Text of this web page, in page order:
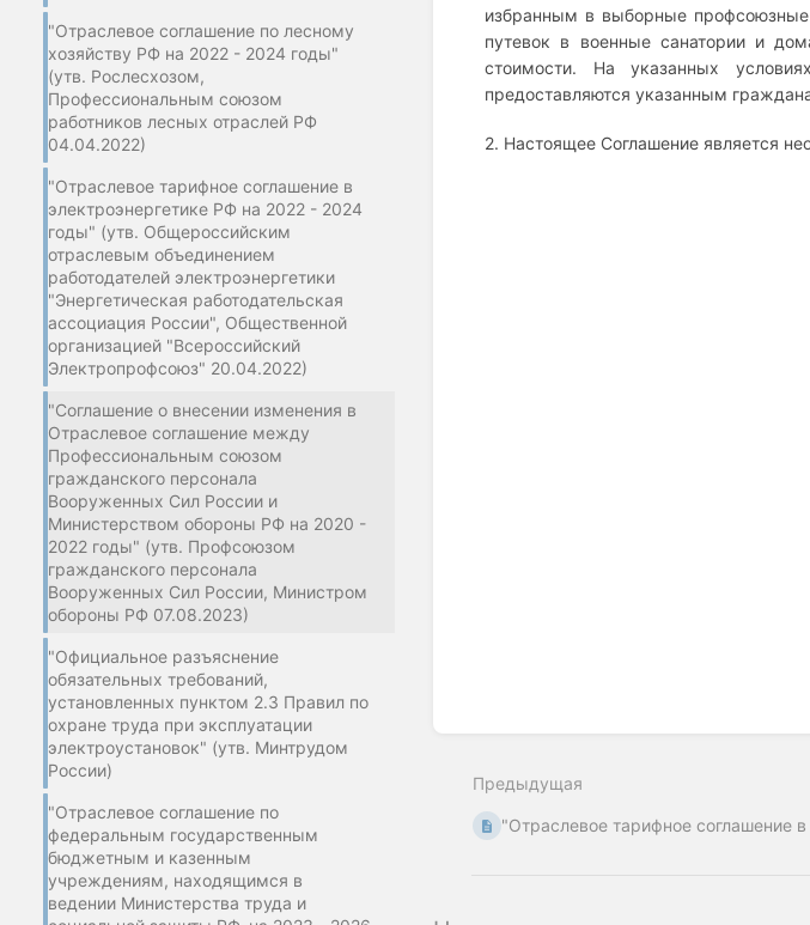
"Отраслевое соглашение по лесному
хозяйству РФ на 2022 - 2024 годы"
(утв. Рослесхозом,
Профессиональным союзом
работников лесных отраслей РФ
04.04.2022)
"Отраслевое тарифное соглашение в
электроэнергетике РФ на 2022 - 2024
годы" (утв. Общероссийским
отраслевым объединением
работодателей электроэнергетики
"Энергетическая работодательская
ассоциация России", Общественной
организацией "Всероссийский
Электропрофсоюз" 20.04.2022)
"Соглашение о внесении изменения в
Отраслевое соглашение между
Профессиональным союзом
гражданского персонала
Вооруженных Сил России и
Министерством обороны РФ на 2020 -
2022 годы" (утв. Профсоюзом
гражданского персонала
Вооруженных Сил России, Министром
обороны РФ 07.08.2023)
"Официальное разъяснение
обязательных требований,
установленных пунктом 2.3 Правил по
охране труда при эксплуатации
электроустановок" (утв. Минтрудом
России)
"Отраслевое соглашение по
федеральным государственным
бюджетным и казенным
учреждениям, находящимся в
ведении Министерства труда и
избранным в выборные
путевок в военные санатории и
стоимости. На указанных
предоставляются указанным
2. Настоящее Соглашение является
mode
Предыдущая
"Отраслевое тарифное соглашение